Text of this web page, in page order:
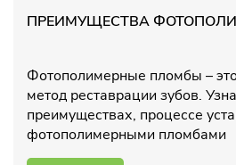
ПРЕИМУЩЕСТВА
Фотополимерные пломбы –
метод реставрации зубов.
преимуществах, процессе
фотополимерными пломбами